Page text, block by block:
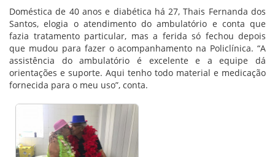
Doméstica de 40 anos e diabética há 27, Thais Fernanda dos
Santos, elogia o atendimento do ambulatório e conta que
fazia tratamento particular, mas a ferida só fechou depois
que mudou para fazer o acompanhamento na Policlínica. “A
assistência do ambulatório é excelente e a equipe dá
orientações e suporte. Aqui tenho todo material e medicação
fornecida para o meu uso”, conta.